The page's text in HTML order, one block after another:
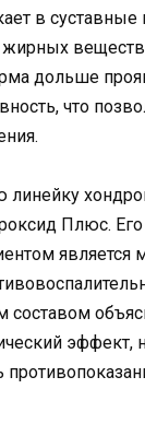
в суставные
жирных
дольше
что
линейку
Плюс.
является
эффект,